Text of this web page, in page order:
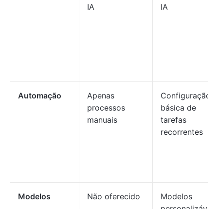
IA
IA
Automação
Apenas
processos
manuais
Configuração
básica de
tarefas
recorrentes
Modelos Não oferecido
Modelos